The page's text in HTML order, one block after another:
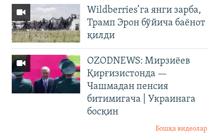
Wildberries’га янги зарба,
Трамп Эрон бўйича баёнот
қилди
OZODNEWS: Мирзиёев
Қирғизистонда —
Чашмадан пенсия
битимигача | Украинага
босқин
Бошқа видеолар